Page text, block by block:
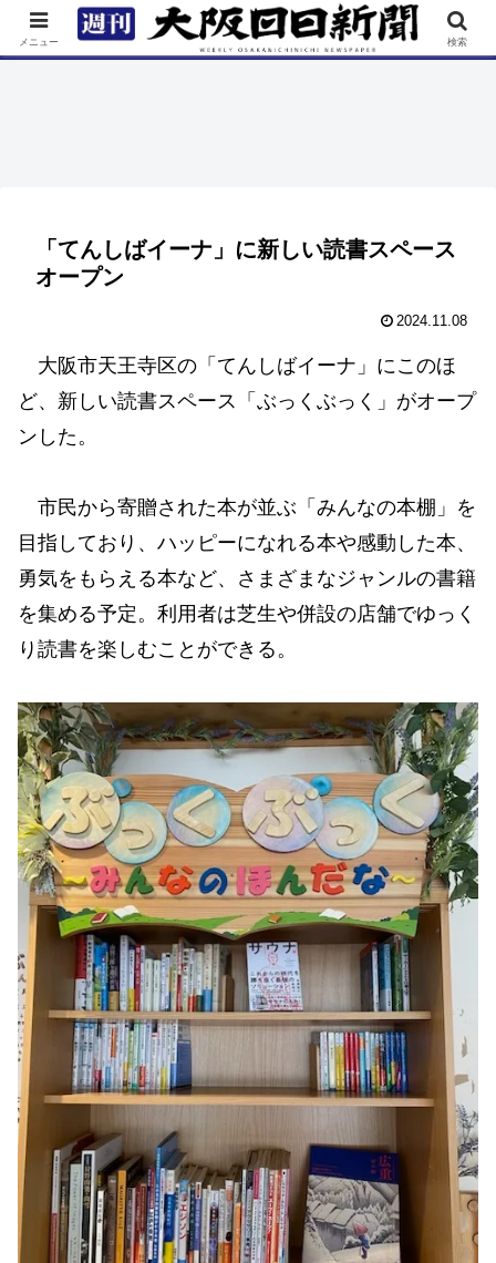
TOP 特集 ニュース 連載 街ネタ イベント
「てんしばイーナ」に新しい読書スペース
オープン
2024.11.08
大阪市天王寺区の「てんしばイーナ」にこのほ
ど、新しい読書スペース「ぶっくぶっく」がオープ
ンした。
市民から寄贈された本が並ぶ「みんなの本棚」を
目指しており、ハッピーになれる本や感動した本、
勇気をもらえる本など、さまざまなジャンルの書籍
を集める予定。利用者は芝生や併設の店舗でゆっく
り読書を楽しむことができる。
メニュー 検索